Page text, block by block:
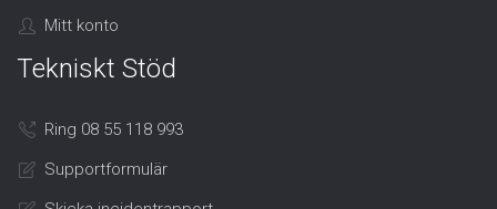
Mitt konto
Tekniskt Stöd
Ring 08 55 118 993
Supportformulär